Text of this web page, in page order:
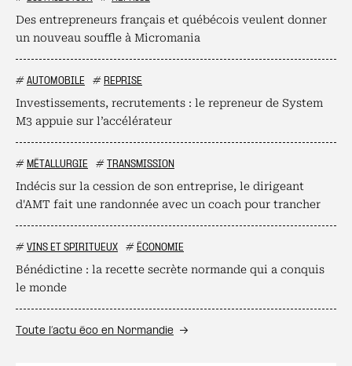
Des entrepreneurs français et québécois veulent donner
un nouveau souffle à Micromania
# AUTOMOBILE # REPRISE
Investissements, recrutements : le repreneur de System
M3 appuie sur l’accélérateur
# MÉTALLURGIE # TRANSMISSION
Indécis sur la cession de son entreprise, le dirigeant
d'AMT fait une randonnée avec un coach pour trancher
# VINS ET SPIRITUEUX # ÉCONOMIE
Bénédictine : la recette secrète normande qui a conquis
le monde
Toute l’actu éco en Normandie